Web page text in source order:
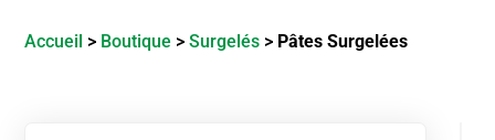
Accueil > Boutique >Surgelés > Pâtes Surgelées